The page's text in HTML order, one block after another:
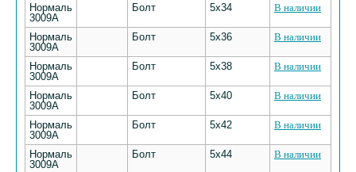
Нормаль
3009А
Болт 5х34 В наличии
Нормаль
3009А
Болт 5х36 В наличии
Нормаль
3009А
Болт 5х38 В наличии
Нормаль
3009А
Болт 5х40 В наличии
Нормаль
3009А
Болт 5х42 В наличии
Нормаль
3009А
Болт 5х44 В наличии